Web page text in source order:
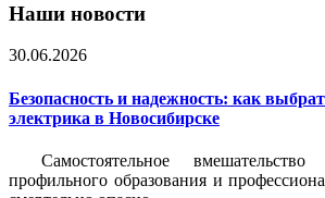
Наши новости
30.06.2026
Безопасность и надежность: как
электрика в Новосибирске
Самостоятельное
профильного образования и